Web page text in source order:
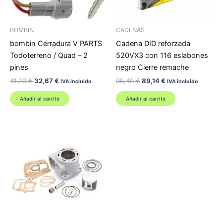
BOMBIN
bombin Cerradura V PARTS
Todoterreno / Quad – 2
pines
41,20€El
original
era:
32,67€ El
actual
es:
IVA incluido
Añadir al carrito
CADENAS
Cadena DID reforzada
520VX3 con 116 eslabones
negro Cierre remache
99,40€El
original
era:
89,14€ El
actual
es:
IVA incluido
Añadir al carrito